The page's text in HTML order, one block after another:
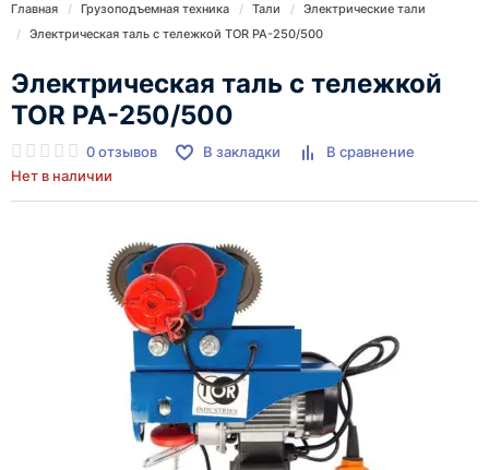
Главная Грузоподъемная техника Тали
Электрические тали
Электрическая таль с тележкой TOR PA-250/500
Электрическая таль с тележкой
TOR PA-250/500
0 отзывов В закладки
В сравнение
Нет в наличии